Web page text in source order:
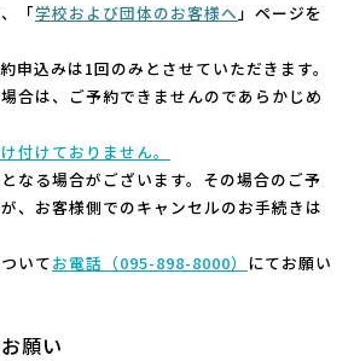
「学校および団体のお客様へ」ページを
申込みは1回のみとさせていただきます。
合は、ご予約できませんのであらかじめ
付けておりません。
なる場合がございます。その場合のご予
、お客様側でのキャンセルのお手続きは
いてお電話（095-898-8000） にてお願い
願い